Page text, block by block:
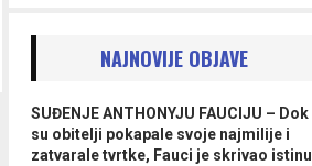
NAJNOVIJE OBJAVE
SUĐENJE ANTHONYJU FAUCIJU – Dok
su obitelji pokapale svoje najmilije i
zatvarale tvrtke, Fauci je skrivao istinu